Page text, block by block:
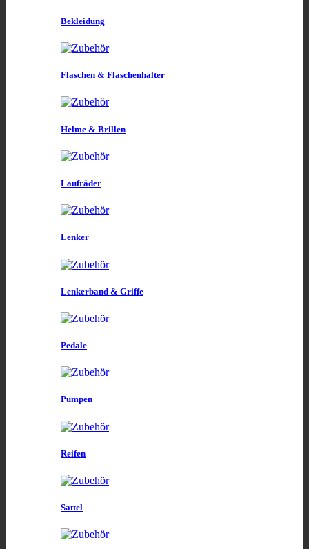
Bekleidung
Flaschen & Flaschenhalter
Helme & Brillen
Laufräder
Lenker
Lenkerband & Griffe
Pedale
Pumpen
Reifen
Sattel